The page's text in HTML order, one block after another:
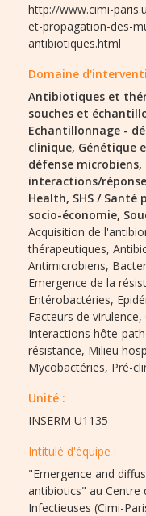
http://www.cimi-
et-propagation-des-
antibiotiques.html
Domaine
Antibiotiques et
souches et
Echantillonnage -
clinique, Génétique
défense microbiens,
interactions/
Health, SHS /
socio-économie,
Acquisition de
thérapeutiques,
Antimicrobiens,
Emergence de la
Entérobactéries,
Facteurs de virulence,
Interactions hôte-
résistance, Milieu
Mycobactéries, Pré-
Unité :
INSERM U1135
Intitulé d'équipe :​
"Emergence and
antibiotics" au Centre
Infectieuses (Cimi-